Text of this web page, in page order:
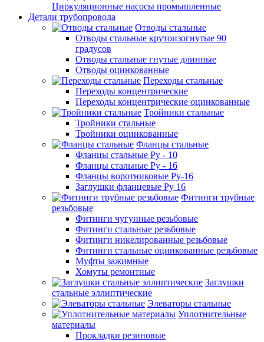
Циркуляционные насосы промышленные
Детали трубопровода
Отводы стальные
Отводы стальные крутоизогнутые 90
градусов
Отводы стальные гнутые длинные
Отводы оцинкованные
Переходы стальные
Переходы концентрические
Переходы концентрические оцинкованные
Тройники стальные
Тройники стальные
Тройники оцинкованные
Фланцы стальные
Фланцы стальные Ру - 10
Фланцы стальные Ру - 16
Фланцы воротниковые Ру-16
Заглушки фланцевые Ру 16
Фитинги трубные
резьбовые
Фитинги чугунные резьбовые
Фитинги стальные резьбовые
Фитинги никелированные резьбовые
Фитинги стальные оцинкованные резьбовые
Муфты зажимные
Хомуты ремонтные
Заглушки
стальные эллиптические
Элеваторы стальные
Уплотнительные
материалы
Прокладки резиновые